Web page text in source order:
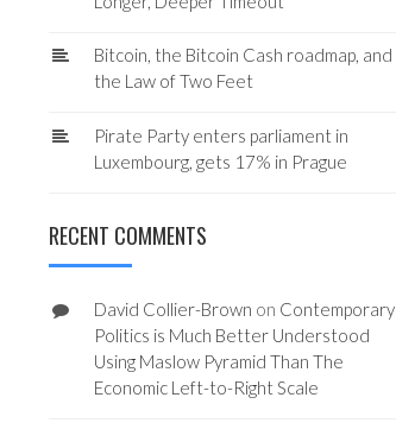
Bitcoin, the Bitcoin Cash roadmap, and
the Law of Two Feet
Pirate Party enters parliament in
Luxembourg, gets 17% in Prague
RECENT COMMENTS
David Collier-Brown on Contemporary
Politics is Much Better Understood
Using Maslow Pyramid Than The
Economic Left-to-Right Scale